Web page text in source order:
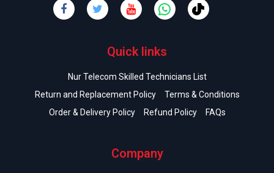
Quick links
Nur Telecom Skilled Technicians List
Return and Replacement Policy
Terms & Conditions
Order & Delivery Policy
Refund Policy FAQs
Company